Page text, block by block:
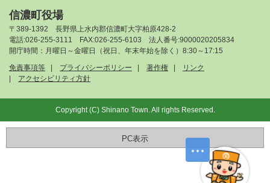
信濃町役場
〒389-1392 長野県上水内郡信濃町大字柏原428-2
電話:026-255-3111 FAX:026-255-6103 法人番号:9000020205834
開庁時間：月曜日～金曜日（祝日、年末年始を除く）8:30～17:15
免責事項等
プライバシーポリシー 著作権
リンク
アクセシビリティ方針
Copyright (C) Shinano Town. All rights Reserved.
PC表示